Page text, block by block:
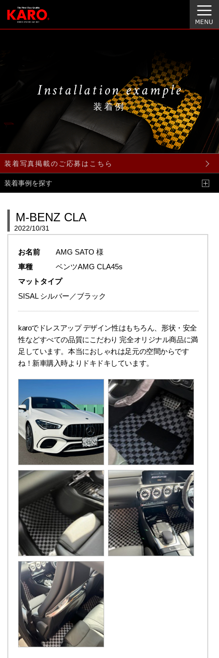
Installation example
装着例
装着写真掲載のご応募はこちら
装着事例を探す
M-BENZ CLA
2022/10/31
お名前
AMG SATO 様
車種
ベンツAMG CLA45s
マットタイプ
SISAL シルバー／ブラック
karoでドレスアップ デザイン性はもちろん、形状・安全
性などすべての品質にこだわり 完全オリジナル商品に満
足しています。本当におしゃれは足元の空間からです
ね！新車購入時よりドキドキしています。